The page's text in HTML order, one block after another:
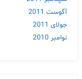
آگوست 2011
جولای 2011
نوامبر 2010